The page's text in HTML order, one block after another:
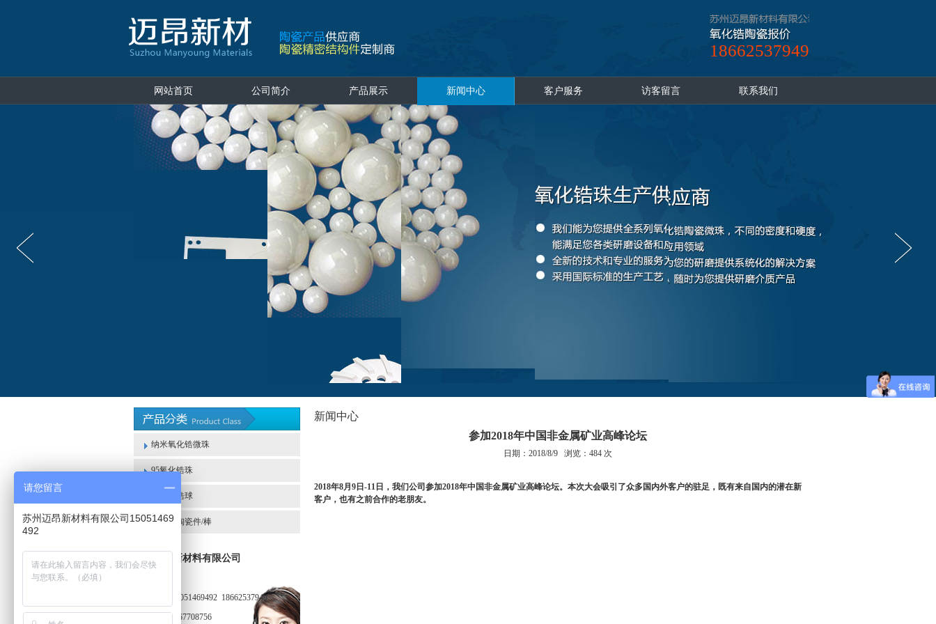
18662537949
网站首页 公司简介 产品展示 新闻中心 客户服务 访客留言 联系我们
纳米氧化锆微珠
95氧化锆珠
65氧化锆球
氧化锆陶瓷件/棒
苏州迈昂新材料有限公司
67708756 15051469492 18662537949
传真：0512-67708756
新闻中心
参加2018年中国非金属矿业高峰论坛
日期：2018/8/9 浏览： 484 次
2018年8月9日-11日，我们公司参加2018年中国非金属矿业高峰论坛。本次大会吸引了众多国内外客户的驻足，既有来自国内的潜在新
客户，也有之前合作的老朋友。
请您留言
苏州迈昂新材料有限公司15051469
492